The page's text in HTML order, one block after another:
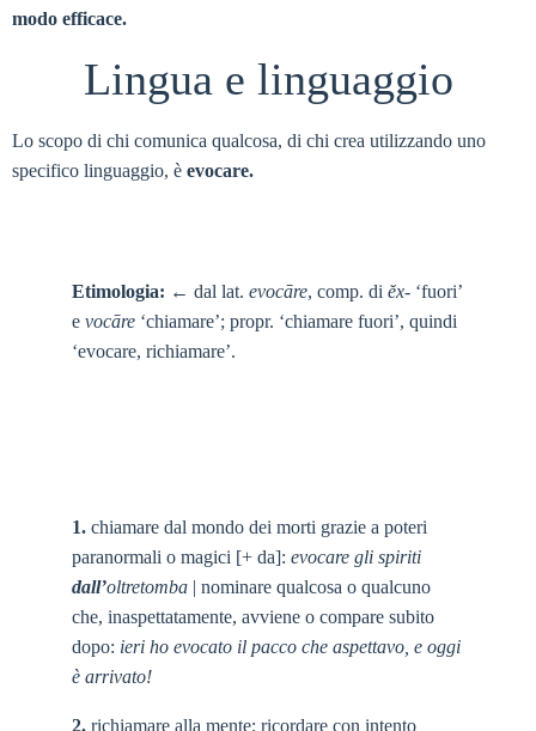
modo efficace.
Lingua e linguaggio
Lo scopo di chi comunica qualcosa, di chi crea utilizzando uno
specifico linguaggio, è evocare.
Etimologia: ← dal lat. evocāre, comp. di ĕx- ‘fuori’
e vocāre ‘chiamare’; propr. ‘chiamare fuori’, quindi
‘evocare, richiamare’.
1. chiamare dal mondo dei morti grazie a poteri
paranormali o magici [+ da]: evocare gli spiriti
dall’oltretomba | nominare qualcosa o qualcuno
che, inaspettatamente, avviene o compare subito
dopo: ieri ho evocato il pacco che aspettavo, e oggi
è arrivato!
2. richiamare alla mente; ricordare con intento